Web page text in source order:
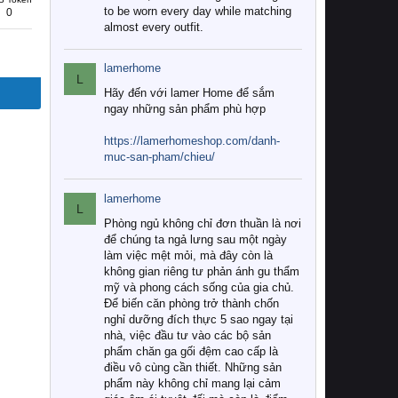
0
to be worn every day while matching
almost every outfit.
L
lamerhome
Hãy đến với lamer Home để sắm
ngay những sản phẩm phù hợp
https://lamerhomeshop.com/danh-
muc-san-pham/chieu/
L
lamerhome
Phòng ngủ không chỉ đơn thuần là nơi
để chúng ta ngả lưng sau một ngày
làm việc mệt mỏi, mà đây còn là
không gian riêng tư phản ánh gu thẩm
mỹ và phong cách sống của gia chủ.
Để biến căn phòng trở thành chốn
nghỉ dưỡng đích thực 5 sao ngay tại
nhà, việc đầu tư vào các bộ sản
phẩm chăn ga gối đệm cao cấp là
điều vô cùng cần thiết. Những sản
phẩm này không chỉ mang lại cảm